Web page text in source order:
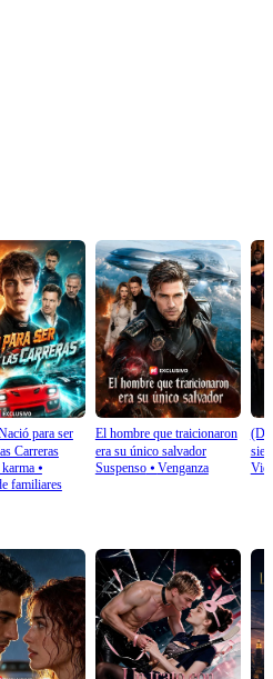
de vida o muerte.
para ser
Carreras
⦁
familiares
El hombre que traicionaron
era su único salvador
Suspenso⦁ Venganza